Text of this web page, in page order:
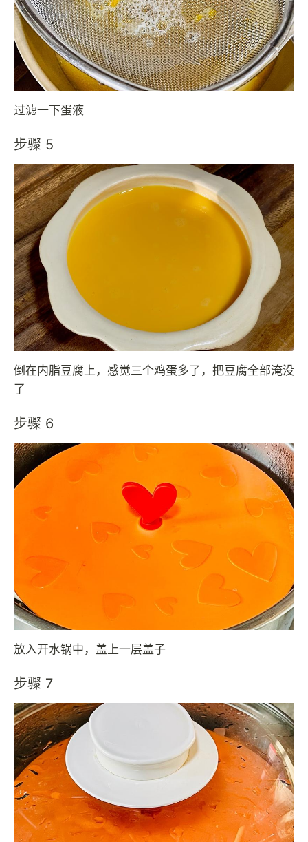
过滤一下蛋液
步骤 5
倒在内脂豆腐上，感觉三个鸡蛋多了，把豆腐全部淹没
了
步骤 6
放入开水锅中，盖上一层盖子
步骤 7